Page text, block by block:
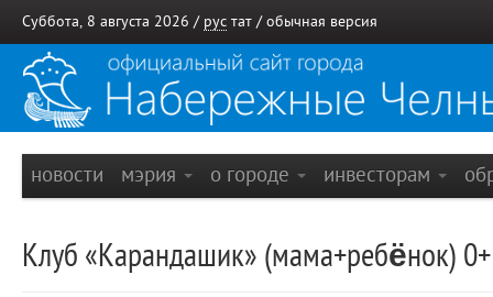
Суббота, 8 августа 2026 / рус тат / обычная версия
новости мэрия о городе инвесторам
Клуб «Карандашик» (мама+ребёнок) 0+